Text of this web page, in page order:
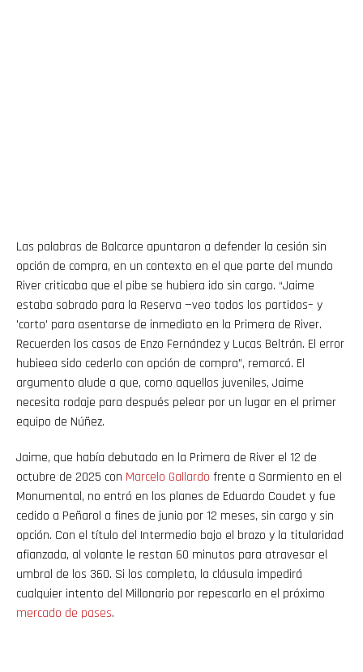
Las palabras de Balcarce apuntaron a defender la cesión sin
opción de compra, en un contexto en el que parte del mundo
River criticaba que el pibe se hubiera ido sin cargo. “Jaime
estaba sobrado para la Reserva —veo todos los partidos– y
'corto' para asentarse de inmediato en la Primera de River.
Recuerden los casos de Enzo Fernández y Lucas Beltrán. El error
hubieea sido cederlo con opción de compra”, remarcó. El
argumento alude a que, como aquellos juveniles, Jaime
necesita rodaje para después pelear por un lugar en el primer
equipo de Núñez.
Jaime, que había debutado en la Primera de River el 12 de
octubre de 2025 con Marcelo Gallardo frente a Sarmiento en el
Monumental, no entró en los planes de Eduardo Coudet y fue
cedido a Peñarol a fines de junio por 12 meses, sin cargo y sin
opción. Con el título del Intermedio bajo el brazo y la titularidad
afianzada, al volante le restan 60 minutos para atravesar el
umbral de los 360. Si los completa, la cláusula impedirá
cualquier intento del Millonario por repescarlo en el próximo
mercado de pases.